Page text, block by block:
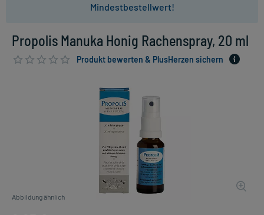
Mindestbestellwert!
Propolis Manuka Honig Rachenspray, 20 ml
Produkt bewerten & PlusHerzen sichern
Abbildung ähnlich